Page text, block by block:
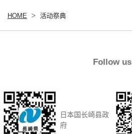
HOME 活动祭典
Follow us
日本国长崎县政
府